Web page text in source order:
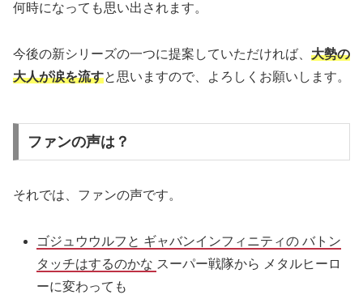
何時になっても思い出されます。
今後の新シリーズの一つに提案していただければ、 大勢の
大人が涙を流すと思いますので、よろしくお願いします。
ファンの声は？
それでは、ファンの声です。
ゴジュウウルフと ギャバンインフィニティの バトン
タッチはするのかな スーパー戦隊から メタルヒーロ
ーに変わっても